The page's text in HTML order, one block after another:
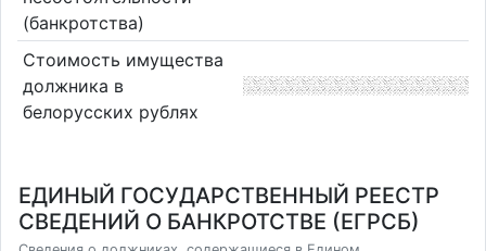
(банкротства)
Стоимость имущества
должника в
белорусских рублях
ЕДИНЫЙ ГОСУДАРСТВЕННЫЙ РЕЕСТР
СВЕДЕНИЙ О БАНКРОТСТВЕ (ЕГРСБ)